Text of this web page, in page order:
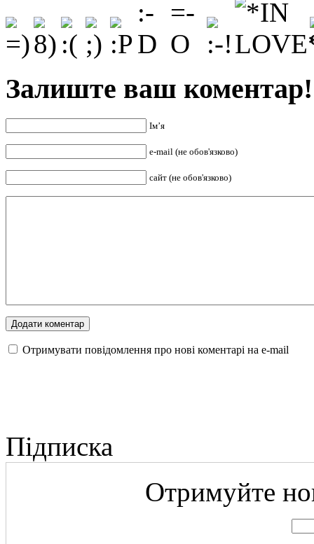
Залиште ваш коментар!
Ім’я
e-mail (не обов'язково)
сайт (не обов'язково)
Отримувати повідомлення про нові коментарі на е-mail
Підписка
Отримуйте